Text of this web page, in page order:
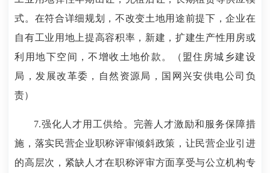
式。在符合详细规划，不改变土地用途前提下，企业在
自有工业用地上提高容积率，新建，扩建生产性用房或
利用地下空间，不增收土地价款。（盟住房城乡建设
局，发展改革委，自然资源局，国网兴安供电公司负
责）
7.强化人才用工供给。完善人才激励和服务保障措
施，落实民营企业职称评审倾斜政策，让民营企业引进
的高层次，紧缺人才在职称评审方面享受与公立机构专